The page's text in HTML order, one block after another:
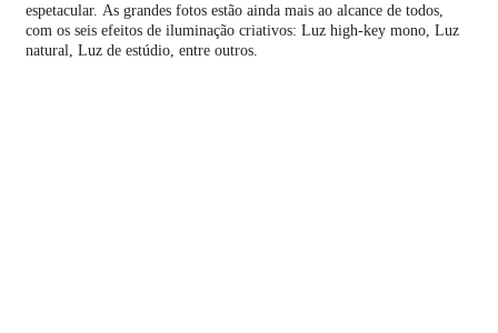
espetacular. As grandes fotos estão ainda mais ao alcance de todos,
com os seis efeitos de iluminação criativos: Luz high-key mono, Luz
natural, Luz de estúdio, entre outros.